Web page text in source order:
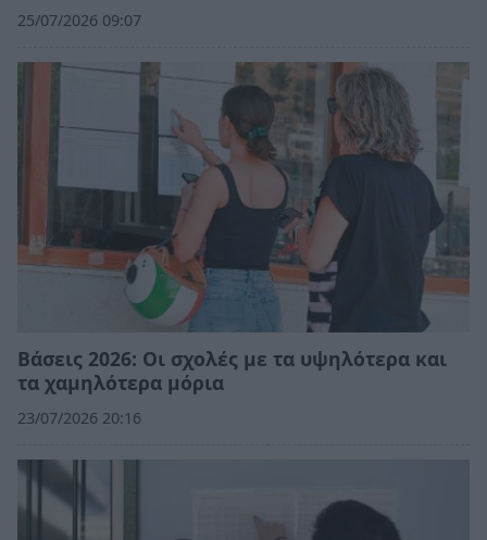
25/07/2026 09:07
Βάσεις 2026: Οι σχολές με τα υψηλότερα και
τα χαμηλότερα μόρια
23/07/2026 20:16